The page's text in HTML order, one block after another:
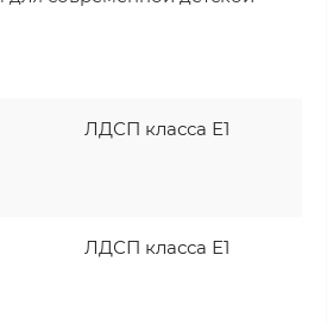
ЛДСП класса Е1
ЛДСП класса Е1